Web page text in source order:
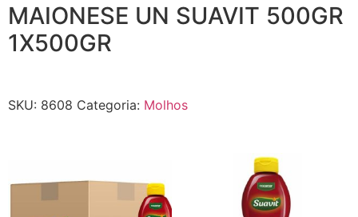
MAIONESE UN SUAVIT 500GR
1X500GR
SKU: 8608 Categoria: Molhos